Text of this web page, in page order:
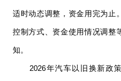
适时动态调整，资金用完为止
控制方式、资金使用情况调整
知。
2026年汽车以旧换新政策